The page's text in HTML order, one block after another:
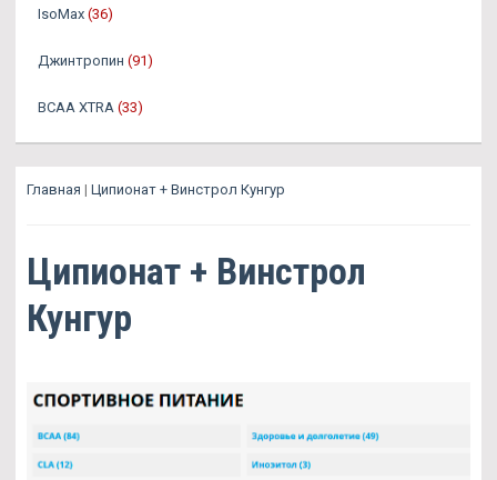
IsoMax (36)
Джинтропин (91)
BCAA XTRA (33)
Главная | Ципионат + Винстрол Кунгур
Ципионат + Винстрол
Кунгур